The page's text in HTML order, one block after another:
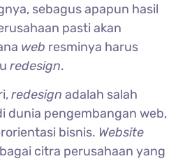
sebagus apapun hasil
pasti akan
web resminya harus
redesign.
redesign adalah salah
dunia pengembangan web,
bisnis. Website
citra perusahaan yang